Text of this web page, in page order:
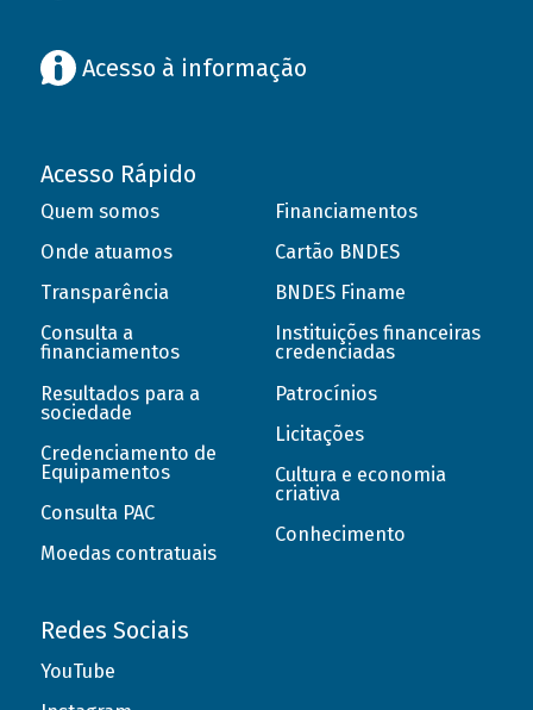
Acesso à informação
Acesso Rápido
Quem somos
Onde atuamos
Transparência
Consulta a
financiamentos
Resultados para a
sociedade
Credenciamento de
Equipamentos
Consulta PAC
Moedas contratuais
Financiamentos
Cartão BNDES
BNDES Finame
Instituições financeiras
credenciadas
Patrocínios
Licitações
Cultura e economia
criativa
Conhecimento
Redes Sociais
YouTube